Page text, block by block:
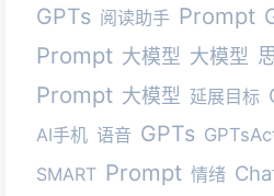
GPTs 阅读助手 Prompt
Prompt 大模型 大模型
Prompt 大模型 延展目标
AI手机 语音 GPTs
SMART Prompt 情绪